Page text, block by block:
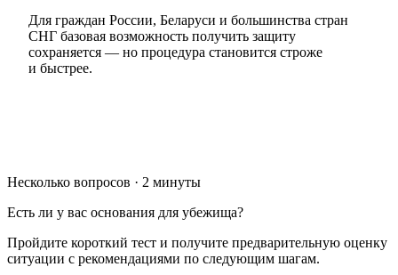
Для граждан России, Беларуси и большинства стран
СНГ базовая возможность получить защиту
сохраняется — но процедура становится строже
и быстрее.
Несколько вопросов · 2 минуты
Есть ли у вас основания для убежища?
Пройдите короткий тест и получите предварительную оценку
ситуации с рекомендациями по следующим шагам.